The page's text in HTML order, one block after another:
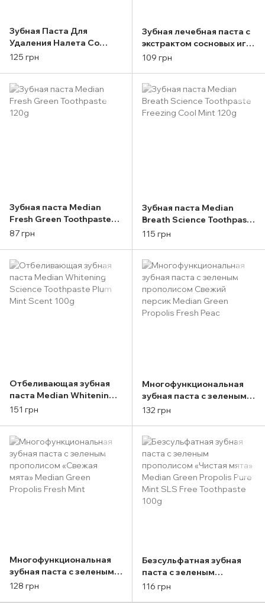
Зубная Паста Для
Удаления Налета Со
Вкусом Цитрусовой Мяты
125 грн
Зубная лечебная паста с
экстрактом сосновых игл
Median Pine Salt
109 грн
Зубная паста Median
Fresh Green Toothpaste
120g
87 грн
Зубная паста Median
Breath Science Toothpaste
Freezing Cool Mint 120g
115 грн
Отбеливающая зубная
паста Median Whitening
Science Toothpaste Plum
151 грн
Многофункциональная
зубная паста с зеленым
прополисом Свежий
132 грн
Многофункциональная
зубная паста с зеленым
прополисом «Свежая
128 грн
Безсульфатная зубная
паста с зеленым
прополисом «Чистая
116 грн